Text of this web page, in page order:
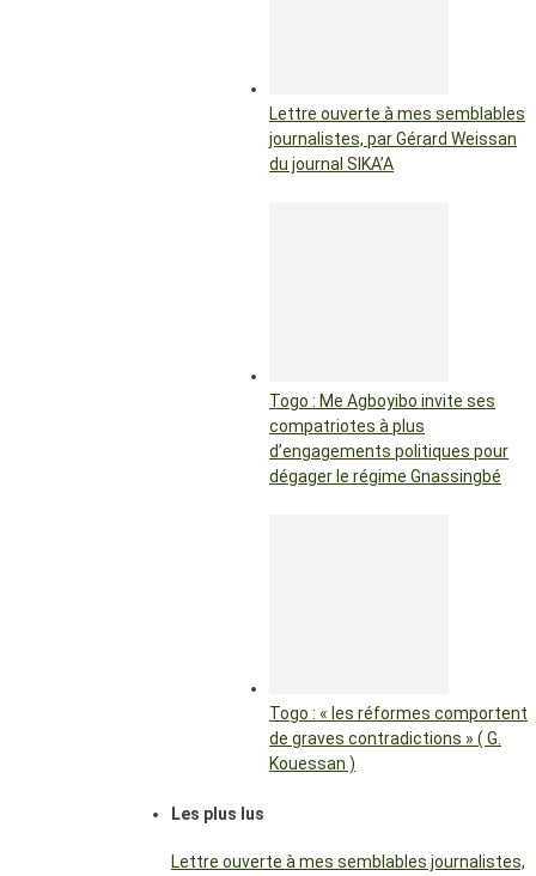
Lettre ouverte à mes semblables
journalistes, par Gérard Weissan
du journal SIKA’A
Togo : Me Agboyibo invite ses
compatriotes à plus
d’engagements politiques pour
dégager le régime Gnassingbé
Togo : « les réformes comportent
de graves contradictions » ( G.
Kouessan )
Les plus lus
Lettre ouverte à mes semblables journalistes,